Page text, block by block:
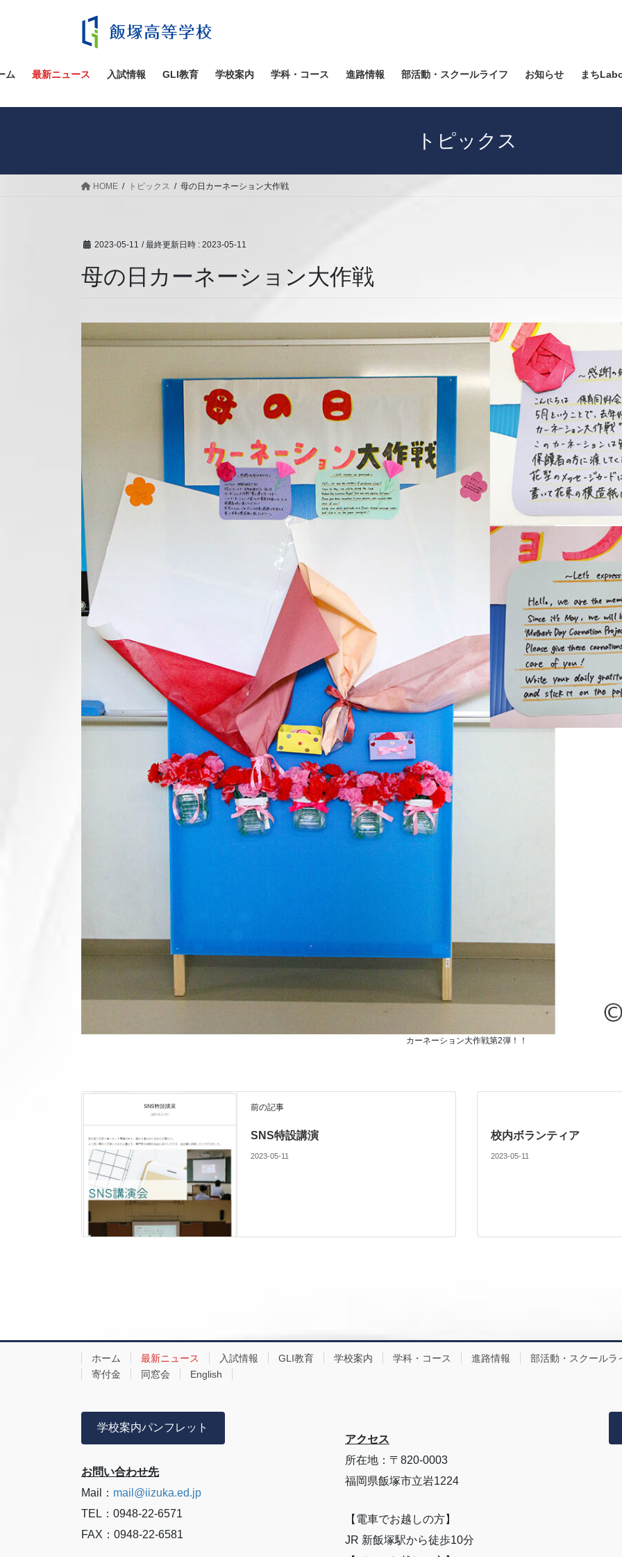
ツ
ス
シ
ン
ム 最新ニュース 入試情報 GLI教育 学校案内 学科・コース 進路情報 部活動・スクールライフ お知らせ まち
トピックス
HOME トピックス 母の日カーネーション大作戦
2023-05-11 / 最終更新日時 : 2023-05-11
母の日カーネーション大作戦
カーネーション大作戦第2弾！！
前の記事
SNS特設講演
2023-05-11
校内ボランティア
2023-05-11
ホーム 最新ニュース 入試情報 GLI教育 学校案内 学科・コース 進路情報
部活動・スクールラ
寄付金
同窓会 English
学校案内パンフレット
お問い合わせ先
Mail： mail@iizuka.ed.jp
TEL：0948-22-6571
FAX：0948-22-6581
アクセス
所在地：〒820-0003
福岡県飯塚市立岩1224
【電車でお越しの方】
JR 新飯塚駅から徒歩10分